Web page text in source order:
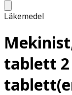
Läkemedel
tablett 2